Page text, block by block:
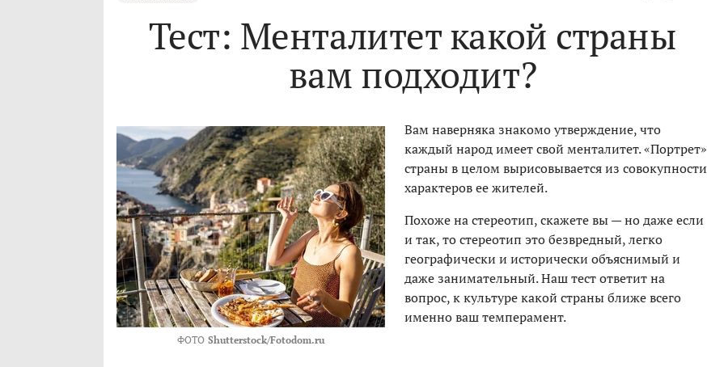
Тест: Менталитет какой страны
вам подходит?
ФОТО Shutterstock/Fotodom.ru
Вам наверняка знакомо утверждение, что
каждый народ имеет свой менталитет. «Портрет»
страны в целом вырисовывается из совокупности
характеров ее жителей.
Похоже на стереотип, скажете вы — но даже если
и так, то стереотип это безвредный, легко
географически и исторически объяснимый и
даже занимательный. Наш тест ответит на
вопрос, к культуре какой страны ближе всего
именно ваш темперамент.